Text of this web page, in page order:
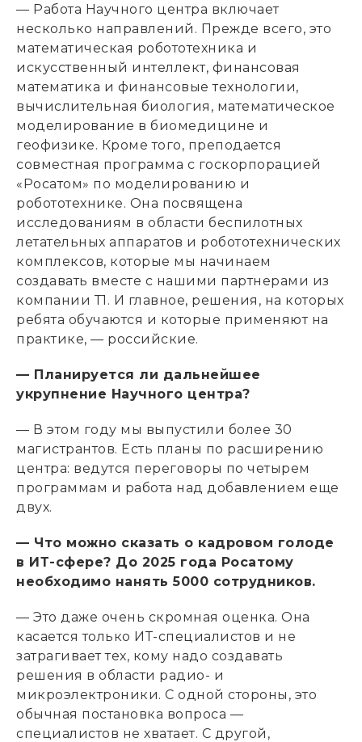
— Работа Научного центра включает
несколько направлений. Прежде всего, это
математическая робототехника и
искусственный интеллект, финансовая
математика и финансовые технологии,
вычислительная биология, математическое
моделирование в биомедицине и
геофизике. Кроме того, преподается
совместная программа с госкорпорацией
«Росатом» по моделированию и
робототехнике. Она посвящена
исследованиям в области беспилотных
летательных аппаратов и робототехнических
комплексов, которые мы начинаем
создавать вместе с нашими партнерами из
компании Т1. И главное, решения, на которых
ребята обучаются и которые применяют на
практике, — российские.
— Планируется ли дальнейшее
укрупнение Научного центра?
— В этом году мы выпустили более 30
магистрантов. Есть планы по расширению
центра: ведутся переговоры по четырем
программам и работа над добавлением еще
двух.
— Что можно сказать о кадровом голоде
в ИТ-сфере? До 2025 года Росатому
необходимо нанять 5000 сотрудников.
— Это даже очень скромная оценка. Она
касается только ИТ-специалистов и не
затрагивает тех, кому надо создавать
решения в области радио- и
микроэлектроники. С одной стороны, это
обычная постановка вопроса —
специалистов не хватает. С другой,